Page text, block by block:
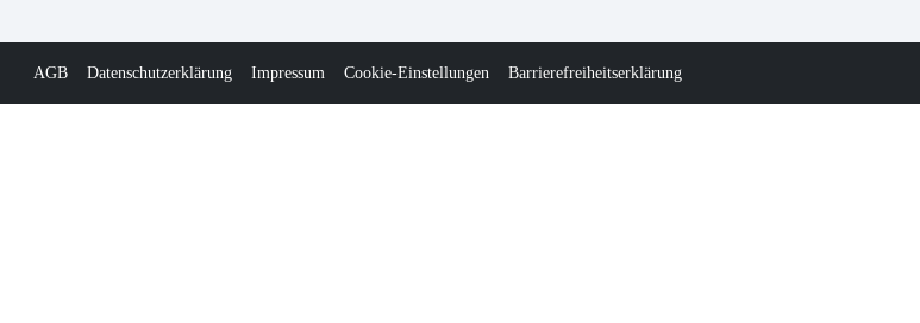
AGB Datenschutzerklärung Impressum Cookie-Einstellungen Barrierefreiheitserklärung